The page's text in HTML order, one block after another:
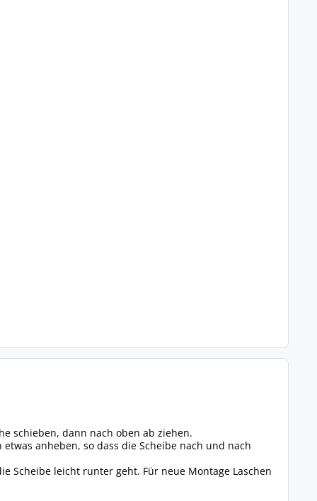
schieben, dann nach oben ab ziehen.
anheben, so dass die Scheibe nach und nach
Scheibe leicht runter geht. Für neue Montage Laschen